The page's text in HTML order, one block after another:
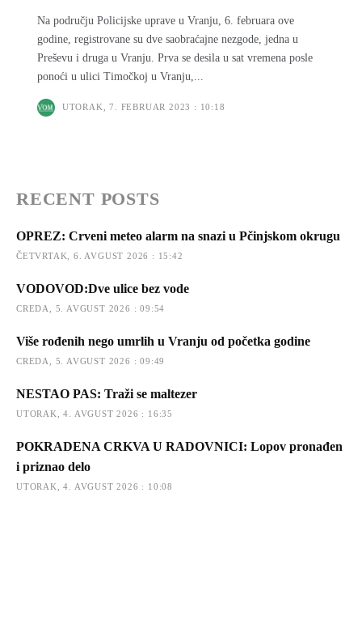
Na području Policijske uprave u Vranju, 6. februara ove
godine, registrovane su dve saobraćajne nezgode, jedna u
Preševu i druga u Vranju. Prva se desila u sat vremena posle
ponoći u ulici Timočkoj u Vranju,...
UTORAK, 7. FEBRUAR 2023 : 10:18
RECENT POSTS
OPREZ: Crveni meteo alarm na snazi u Pčinjskom okrugu
ČETVRTAK, 6. AVGUST 2026 : 15:42
VODOVOD:Dve ulice bez vode
CREDA, 5. AVGUST 2026 : 09:54
Više rođenih nego umrlih u Vranju od početka godine
CREDA, 5. AVGUST 2026 : 09:49
NESTAO PAS: Traži se maltezer
UTORAK, 4. AVGUST 2026 : 16:35
POKRADENA CRKVA U RADOVNICI: Lopov pronađen
i priznao delo
UTORAK, 4. AVGUST 2026 : 10:08